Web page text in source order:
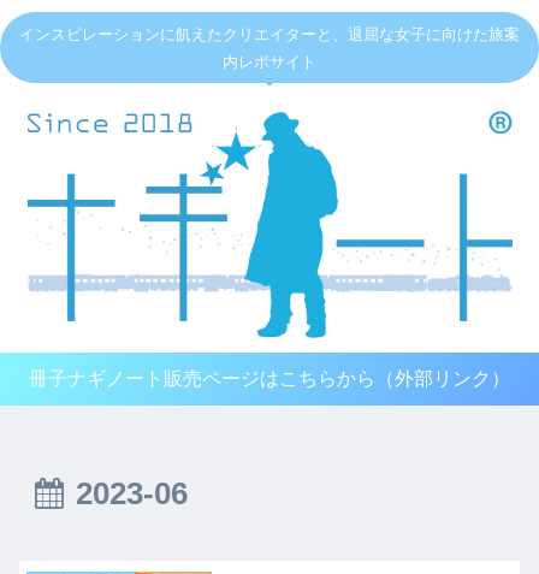
インスピレーションに飢えたクリエイターと、退屈な女子に向けた旅案
内レポサイト
冊子ナギノート販売ページはこちらから（外部リンク）
2023-06